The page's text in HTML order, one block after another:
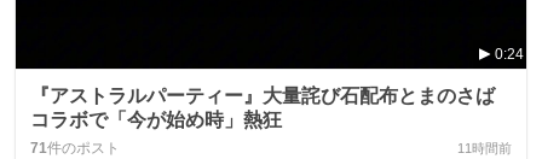
0:24
『アストラルパーティー』大量詫び石配布とまのさば
コラボで「今が始め時」熱狂
71件のポスト 11時間前